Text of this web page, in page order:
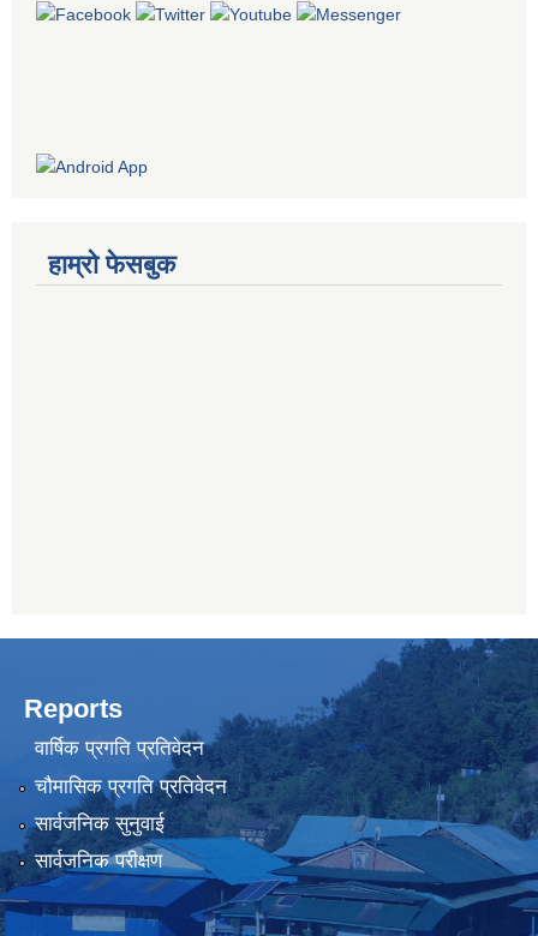
हाम्रो फेसबुक
Reports
वार्षिक प्रगति प्रतिवेदन
चौमासिक प्रगति प्रतिवेदन
सार्वजनिक सुनुवाई
सार्वजनिक परीक्षण